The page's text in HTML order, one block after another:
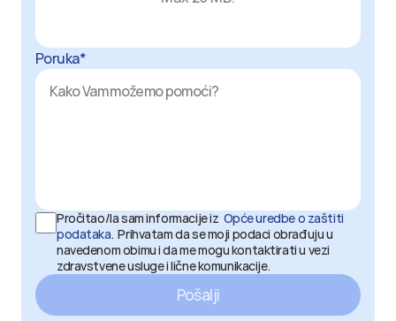
Poruka*
Pročitao/la sam informacije iz Opće uredbe o zaštiti
podataka.  Prihvatam da se moji podaci obrađuju u
navedenom obimu i da me mogu kontaktirati u vezi
zdravstvene usluge i lične komunikacije.
Pošalji